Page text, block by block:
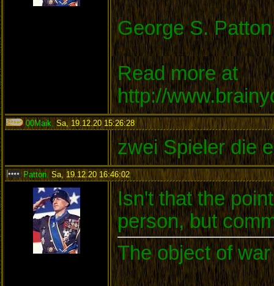
George S. Patton
Read more at
http://
00Maik , Sa, 19.12.20 15:26:28:
zwei Spieler die
Patton, Sa, 19.12.20 16:46:02:
Isn't that the
person, but
The object of